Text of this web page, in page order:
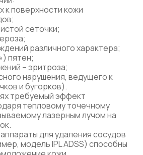
к поверхности кожи
сеточки;
различного характера;
пятен;
– эритроза;
нарушения, ведущего к
и бугорков).
требуемый эффект
тепловому точечному
лазерным лучом на
для удаления сосудов
модель IPL ADSS) способны